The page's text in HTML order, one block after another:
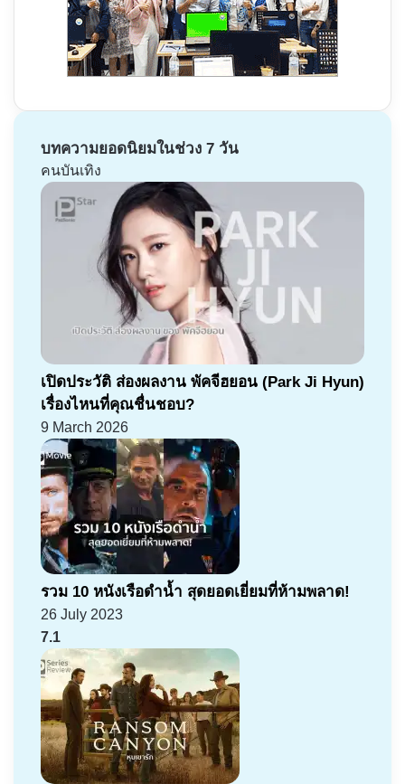
บทความยอดนิยมในช่วง 7 วัน
คนบันเทิง
เปิดประวัติ ส่องผลงาน พัคจีฮยอน (Park Ji Hyun)
เรื่องไหนที่คุณชื่นชอบ?
9 March 2026
รวม 10 หนังเรือดำน้ำ สุดยอดเยี่ยมที่ห้ามพลาด!
26 July 2023
7.1